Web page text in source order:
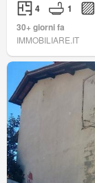
4 1
30+ giorni fa
IMMOBILIARE.IT